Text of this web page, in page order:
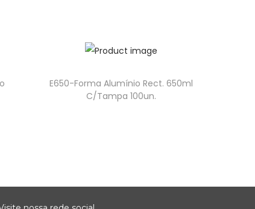
E650-Forma Alumínio Rect. 650ml
C/Tampa 100un.